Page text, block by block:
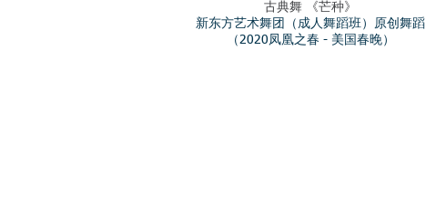
古典舞 《芒种》
新东方艺术舞团（成人舞蹈班）原创舞蹈
​（2020凤凰之春 - 美国春晚）